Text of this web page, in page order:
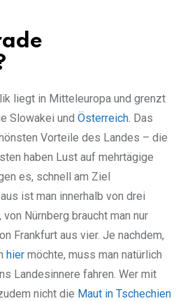
liegt in Mitteleuropa und grenzt
Slowakei und Österreich. Das
Vorteile des Landes – die
haben Lust auf mehrtägige
es, schnell am Ziel
ist man innerhalb von drei
Nürnberg braucht man nur
Frankfurt aus vier. Je nachdem,
hier möchte, muss man natürlich
Landesinnere fahren. Wer mit
nicht die Maut in Tschechien